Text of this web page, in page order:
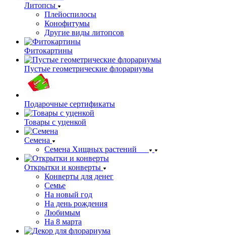
Литопсы
Плейоспилосы
Конофитумы
Другие виды литопсов
Фитокартины
Пустые геометрические флорариумы
Подарочные сертификаты
Товары с уценкой
Семена
Семена Хищных растений
Открытки и конверты
Конверты для денег
Семье
На новый год
На день рождения
Любимым
На 8 марта